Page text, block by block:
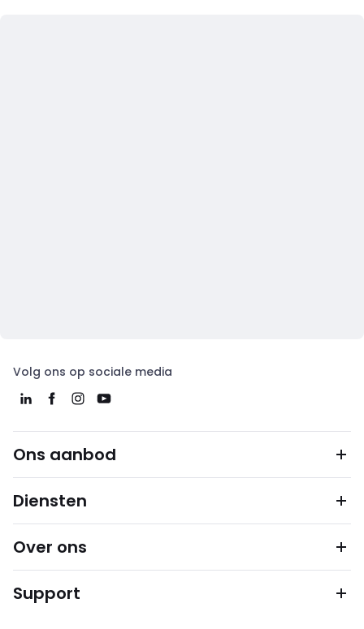
Volg ons op sociale media
Ons aanbod
Diensten
Over ons
Support